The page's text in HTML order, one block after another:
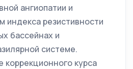
ангиопатии и
индекса резистивности
бассейнах и
системе.
коррекционного курса